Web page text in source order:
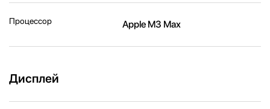
Процессор Apple M3 Max
Дисплей